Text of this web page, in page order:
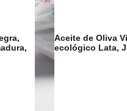
Aceite de Oliva
ecológico Lata,